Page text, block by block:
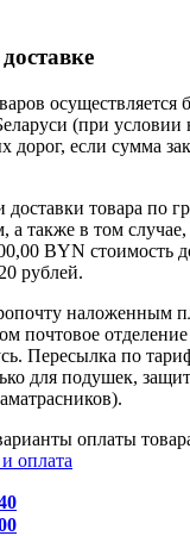
осуществляется
(при условии
дорог, если сумма
доставки товара по
также в том случае,
BYN стоимость
рублей.
наложенным
почтовое
Пересылка по
для подушек,
оплаты
оплата